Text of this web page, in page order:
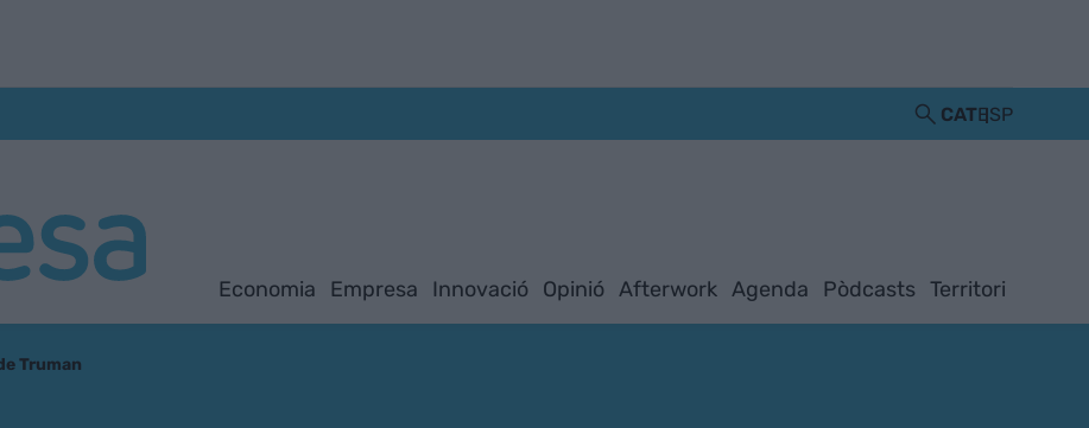
CATESP
Economia Empresa Innovació Opinió Afterwork Agenda Pòdcasts Territori
Truman